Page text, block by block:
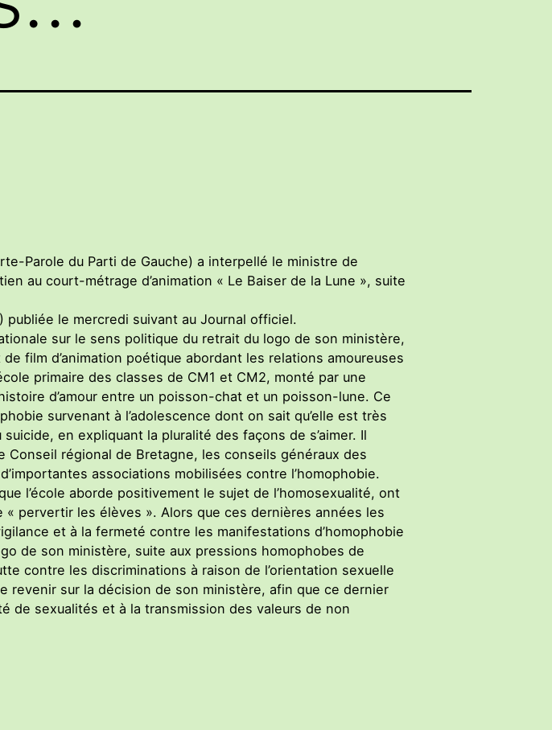
Parole du Parti de Gauche) a interpellé le ministre de
au court-métrage d’animation « Le Baiser de la Lune », suite
le mercredi suivant au Journal officiel.
sur le sens politique du retrait du logo de son ministère,
film d’animation poétique abordant les relations amoureuses
primaire des classes de CM1 et CM2, monté par une
d’amour entre un poisson-chat et un poisson-lune. Ce
survenant à l’adolescence dont on sait qu’elle est très
en expliquant la pluralité des façons de s’aimer. Il
Conseil régional de Bretagne, les conseils généraux des
associations mobilisées contre l’homophobie.
l’école aborde positivement le sujet de l’homosexualité, ont
pervertir les élèves ». Alors que ces dernières années les
et à la fermeté contre les manifestations d’homophobie
de son ministère, suite aux pressions homophobes de
contre les discriminations à raison de l’orientation sexuelle
revenir sur la décision de son ministère, afin que ce dernier
de sexualités et à la transmission des valeurs de non